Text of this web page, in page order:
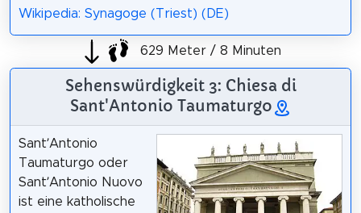
Wikipedia: Synagoge (Triest) (DE)
629 Meter / 8 Minuten
Sehenswürdigkeit 3: Chiesa di
Sant'Antonio Taumaturgo
Sant’Antonio
Taumaturgo oder
Sant’Antonio Nuovo
ist eine katholische